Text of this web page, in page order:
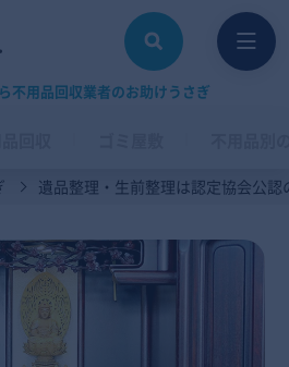
不用品回収業者のお助けうさぎ
遺品整理・生前整理は認定協会公認